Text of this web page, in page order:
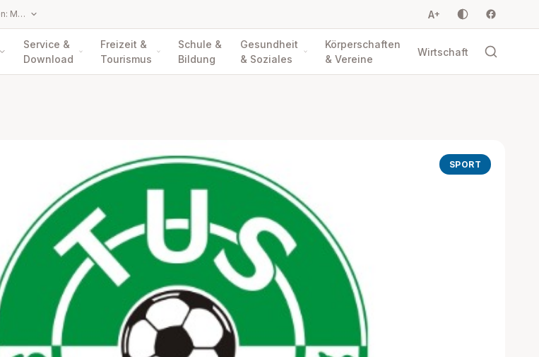
Amtsstunden / Parteienverkehrszeiten: Montag bis Freitag 8.00 - 12.00 Uhr A+
Service &
Download
Freizeit &
Tourismus
Schule &
Bildung
Gesundheit
& Soziales
Körperschaften
& Vereine
Wirtschaft
SPORT